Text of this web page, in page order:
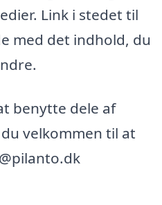
Link i stedet til
med det indhold, du
benytte dele af
velkommen til at